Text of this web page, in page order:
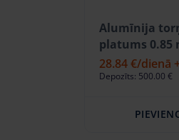
Alumīnija
platums 0.85
28.84 €/dienā
Depozīts: 500.00 €